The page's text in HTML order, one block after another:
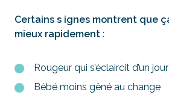
Certains s ignes montrent que
mieux rapidement :
Rougeur qui s’éclaircit d’un
Bébé moins gêné au change